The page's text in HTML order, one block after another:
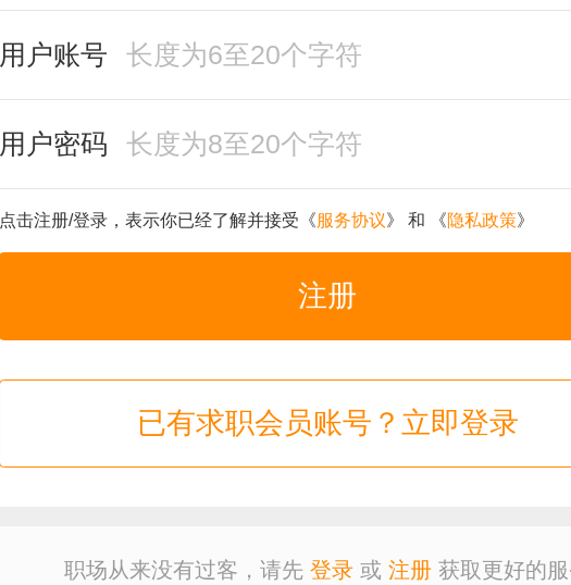
用户账号
用户密码
点击注册/登录，表示你已经了解并接受《服务协议》 和 《隐私政策》
注册
已有求职会员账号？立即登录
职场从来没有过客，请先 登录 或 注册 获取更好的